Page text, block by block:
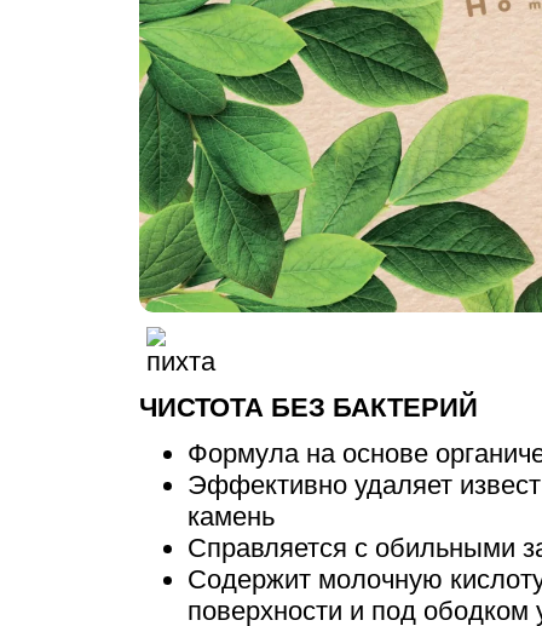
ЧИСТОТА БЕЗ БАКТЕРИЙ
Формула на основе
Эффективно удаляет
камень
Справляется с обильными
Содержит молочную
поверхности и под ободком